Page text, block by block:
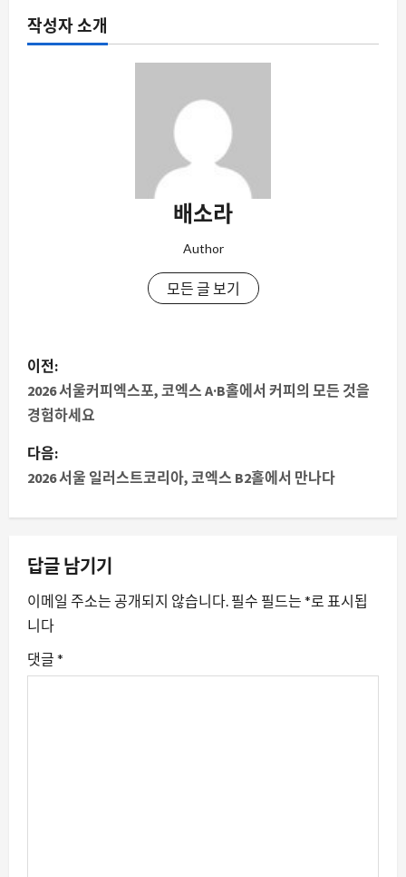
작성자 소개
배소라
Author
모든 글 보기
게
시
내
비
게
이
션
이전:
2026 서울커피엑스포, 코엑스 A·B홀에서 커피의 모든 것을
경험하세요
다음:
2026 서울 일러스트코리아, 코엑스 B2홀에서 만나다
답글 남기기
이메일 주소는 공개되지 않습니다. 필수 필드는 *로 표시됩
니다
댓글 *